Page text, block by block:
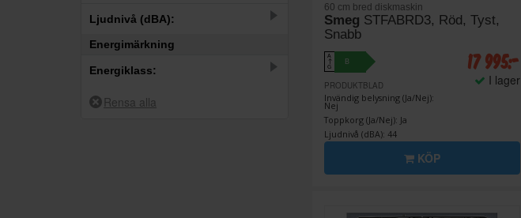
–
Ljudnivå (dBA):
–
Energimärkning
Energiklass:
A
60 cm bred diskmaskin
Smeg STFABRD3, Röd, Tyst,
Snabb
A
↑
G
B
PRODUKTBLAD
Invändig belysning (Ja/Nej):
Nej
Toppkorg (Ja/Nej): Ja
Ljudnivå (dBA): 44
17 995:-
I lager
KÖP